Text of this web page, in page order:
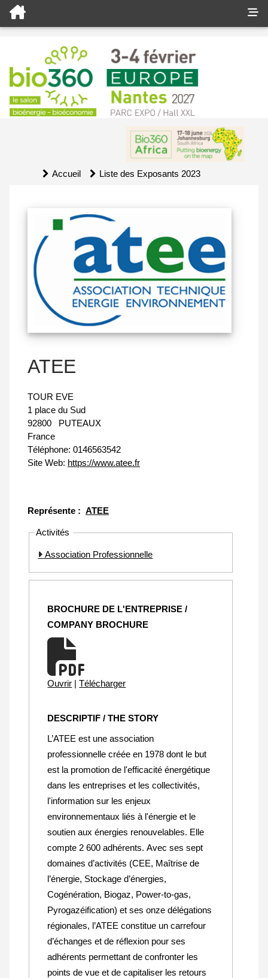
Accueil Liste des Exposants 2023
ATEE
TOUR EVE
1 place du Sud
92800
PUTEAUX
France
Téléphone: 0146563542
Site Web: https://www.atee.fr
Représente : ATEE
Activités
Association Professionnelle
BROCHURE DE L'ENTREPRISE /
COMPANY BROCHURE
Ouvrir | Télécharger
DESCRIPTIF / THE STORY
L’ATEE est une association
professionnelle créée en 1978 dont le but
est la promotion de l'efficacité énergétique
dans les entreprises et les collectivités,
l'information sur les enjeux
environnementaux liés à l'énergie et le
soutien aux énergies renouvelables. Elle
compte 2 600 adhérents. Avec ses sept
domaines d’activités (CEE, Maîtrise de
l’énergie, Stockage d’énergies,
Cogénération, Biogaz, Power-to-gas,
Pyrogazéification) et ses onze délégations
régionales, l’ATEE constitue un carrefour
d’échanges et de réflexion pour ses
adhérents permettant de confronter les
points de vue et de capitaliser les retours